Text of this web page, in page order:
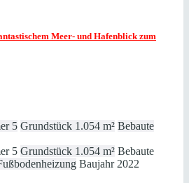
Meer- und Hafenblick zum
5 Grundstück 1.054 m² Bebaute
5 Grundstück 1.054 m² Bebaute
Baujahr 2022